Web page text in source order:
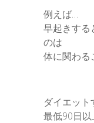
例えば…
早起きする
のは
体に関わる
ダイエット
最低90日